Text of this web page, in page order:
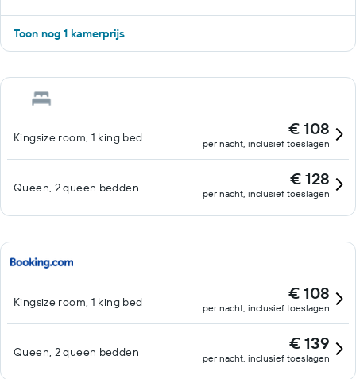
Toon nog 1 kamerprijs
Kingsize room, 1 king bed € 108
per nacht, inclusief toeslagen
Queen, 2 queen bedden € 128
per nacht, inclusief toeslagen
Kingsize room, 1 king bed € 108
per nacht, inclusief toeslagen
Queen, 2 queen bedden € 139
per nacht, inclusief toeslagen